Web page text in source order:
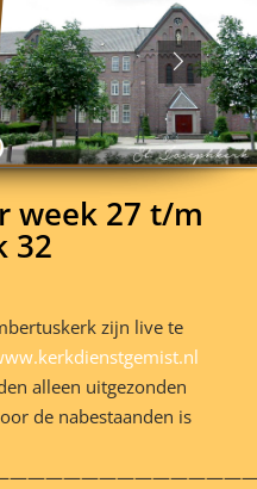
week 27 t/m
32
zijn live te
alleen uitgezonden
de nabestaanden is